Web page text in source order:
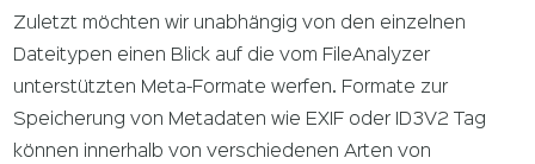
Zuletzt möchten wir unabhängig von den einzelnen
Dateitypen einen Blick auf die vom FileAnalyzer
unterstützten Meta-Formate werfen. Formate zur
Speicherung von Metadaten wie EXIF oder ID3V2 Tag
können innerhalb von verschiedenen Arten von